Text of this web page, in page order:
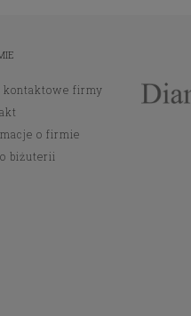
kontaktowe firmy
o firmie
biżuterii